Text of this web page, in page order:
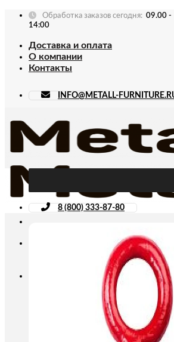
Skip
Обработка заказов сегодня: 09.00 -
14:00
Доставка и оплата
О компании
Контакты
INFO@METALL-
8 (800) 333-87-80